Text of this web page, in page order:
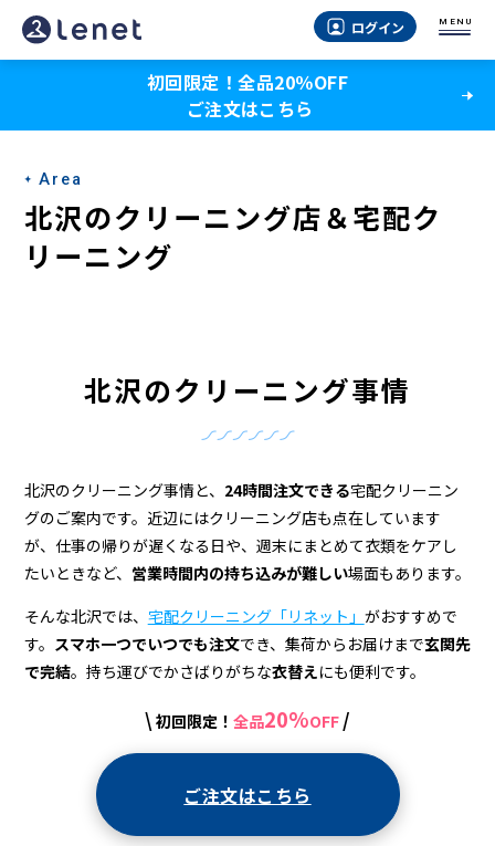
北
沢
ク
リ
ー
配
ク
リ
ー
ニ
ログイン MENU
初回限定！全品20％OFF
ご注文はこちら
Area
北沢のクリーニング店＆宅配ク
リーニング
北沢のクリーニング事情
北沢のクリーニング事情と、 24時間注文できる宅配クリーニン
グのご案内です。近辺にはクリーニング店も点在しています
が、仕事の帰りが遅くなる日や、週末にまとめて衣類をケアし
たいときなど、 営業時間内の持ち込みが難しい場面もあります。
そんな北沢では、 宅配クリーニング「リネット」 がおすすめで
す。 スマホ一つでいつでも注文でき、集荷からお届けまで玄関先
で完結。持ち運びでかさばりがちな衣替えにも便利です。
\ 初回限定！ 全品20%OFF /
ご注文はこちら